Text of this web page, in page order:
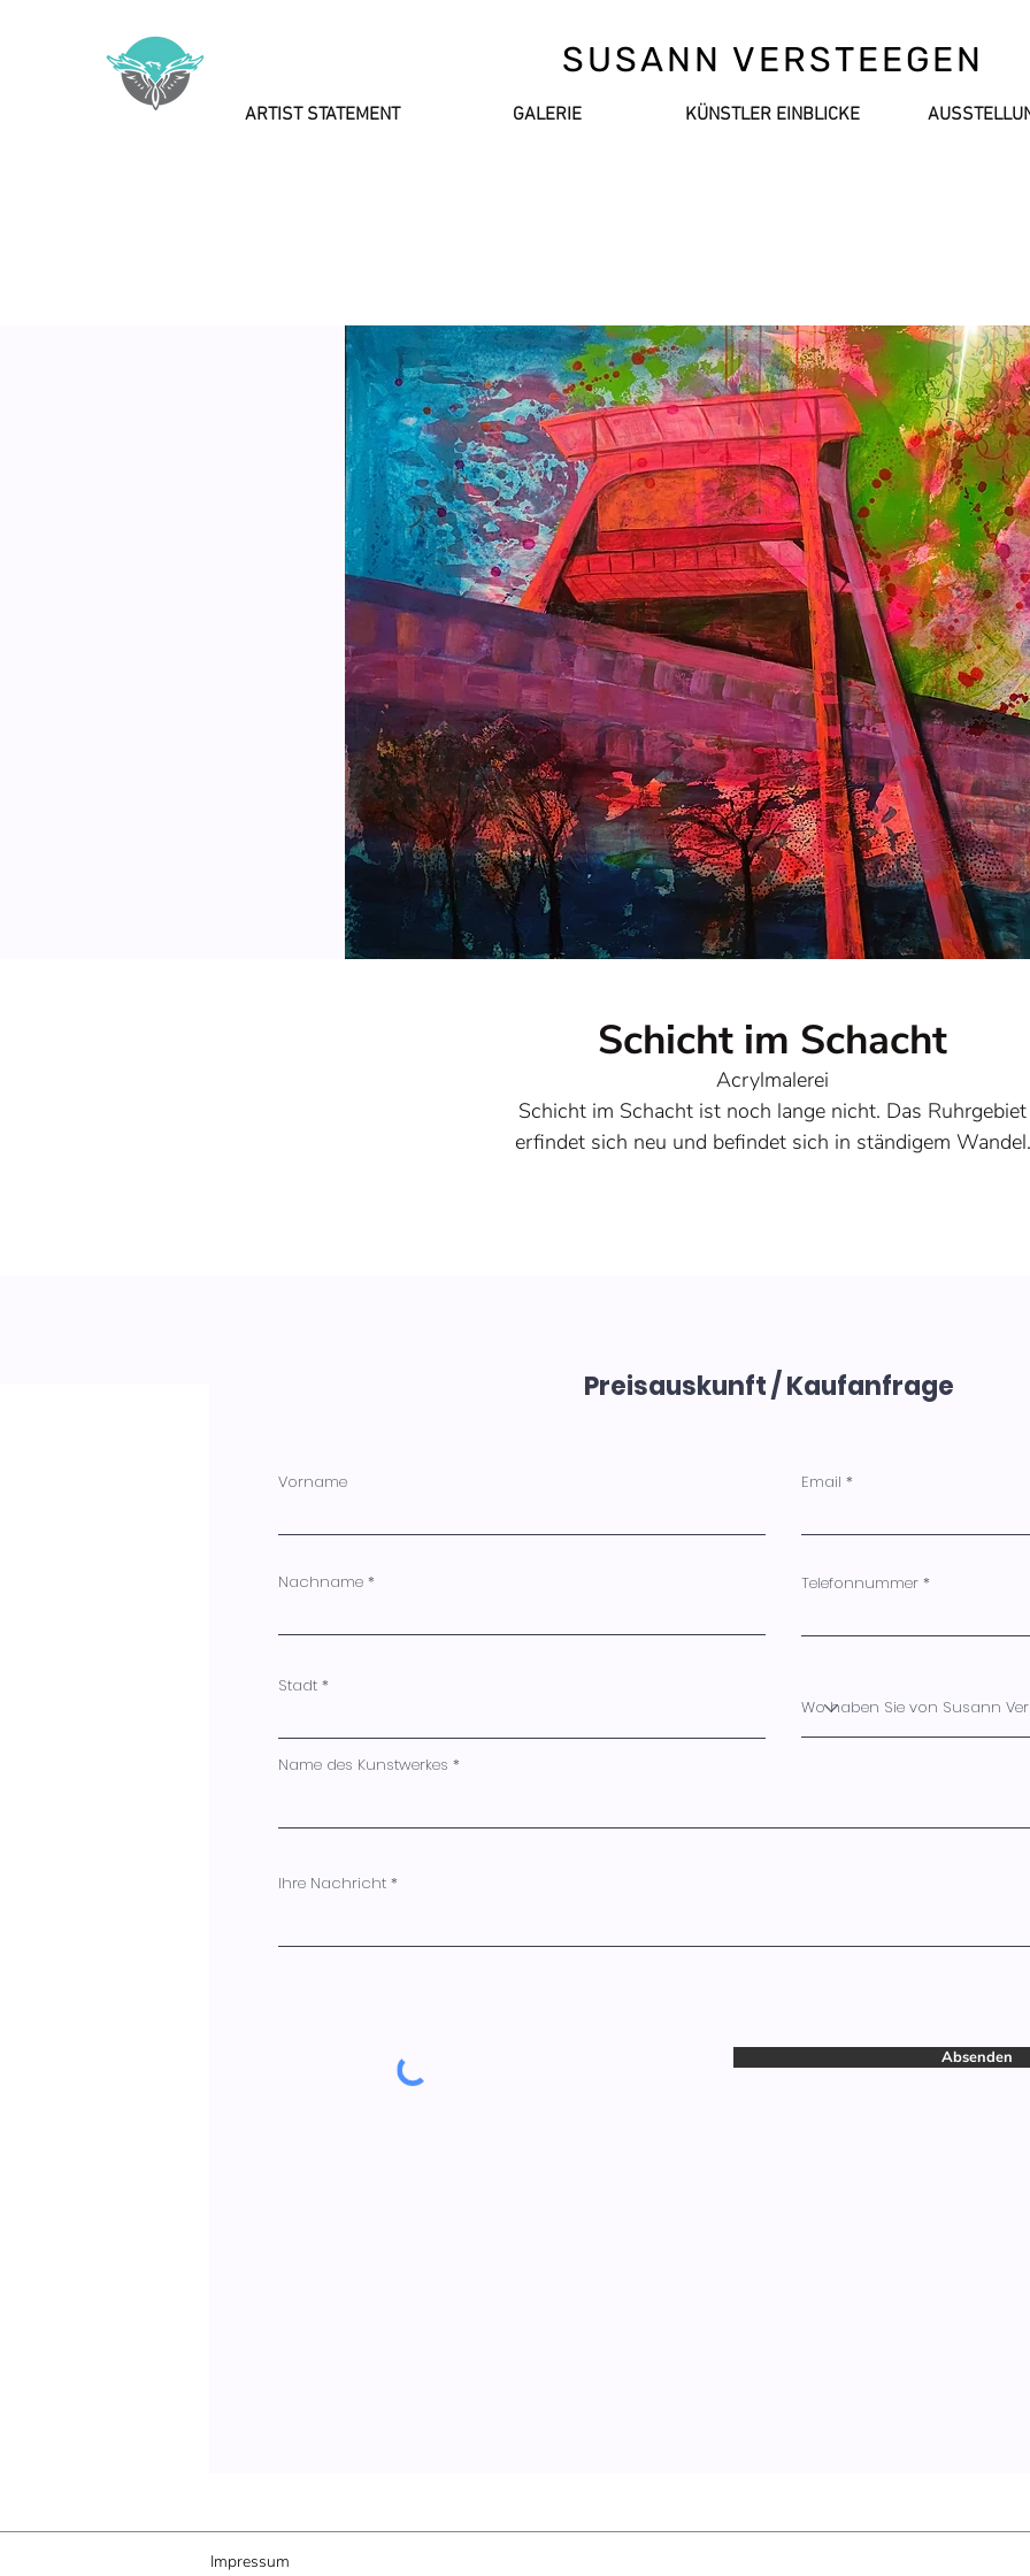
SUSANN VERSTEEGEN
ARTIST STATEMENT GALERIE KÜNSTLER EINBLICKE
Schicht im Schacht
Acrylmalerei
Schicht im Schacht ist noch lange nicht. Das Ruhrgebiet
erfindet sich neu und befindet sich in ständigem Wandel.
Preisauskunft / Kaufanfrage
Vorname Email
Nachname Telefonnummer
Stadt
Name des Kunstwerkes
Ihre Nachricht
Absenden
Impressum